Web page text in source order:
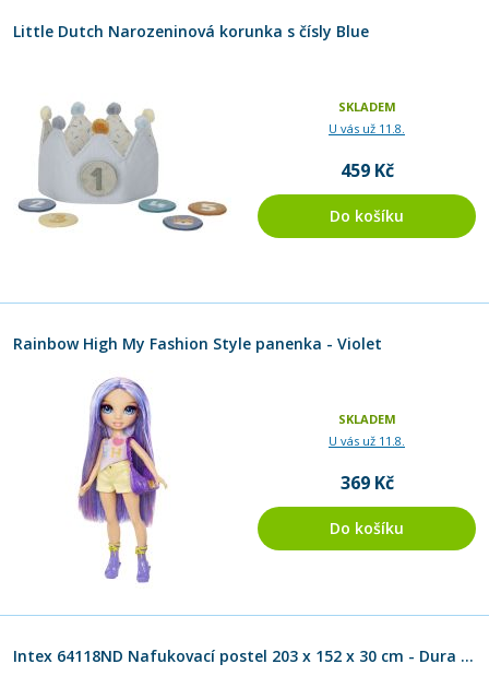
Little Dutch Narozeninová korunka s čísly Blue
SKLADEM
U vás už 11.8.
459 Kč
Do košíku
Rainbow High My Fashion Style panenka - Violet
SKLADEM
U vás už 11.8.
369 Kč
Do košíku
Intex 64118ND Nafukovací postel 203 x 152 x 30 cm - Dura Beam Queen